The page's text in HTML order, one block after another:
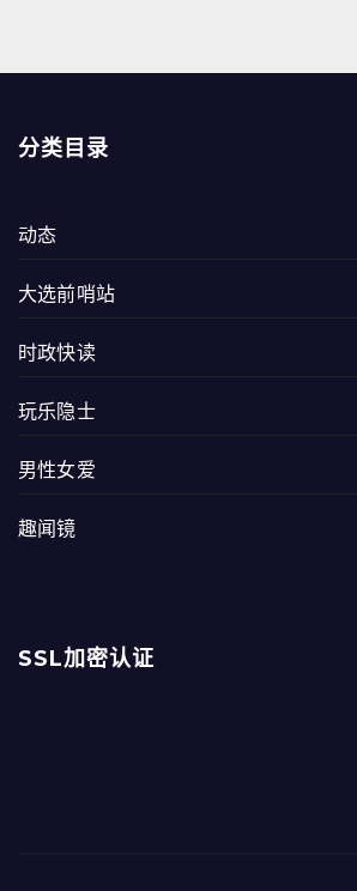
分类目录
动态
大选前哨站
时政快读
玩乐隐士
男性女爱
趣闻镜
SSL加密认证